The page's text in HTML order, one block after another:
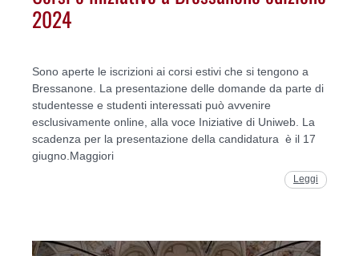
2024
Sono aperte le iscrizioni ai corsi estivi che si tengono a
Bressanone. La presentazione delle domande da parte di
studentesse e studenti interessati può avvenire
esclusivamente online, alla voce Iniziative di Uniweb. La
scadenza per la presentazione della candidatura è il 17
giugno.Maggiori
Leggi